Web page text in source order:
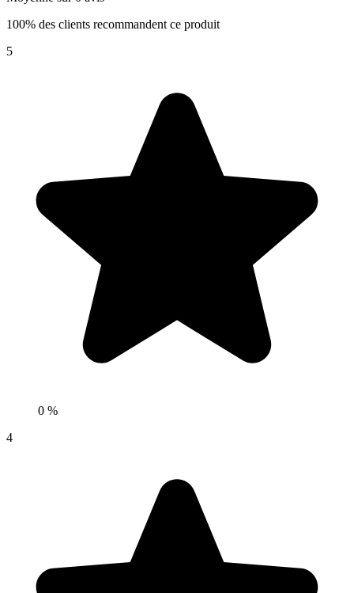
100% des clients recommandent ce produit
5
0 %
4